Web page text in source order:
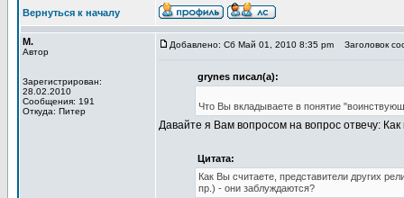
Вернуться к началу
М.
Автор
Зарегистрирован:
28.02.2010
Сообщения: 191
Откуда: Питер
Добавлено: Сб Май 01, 2010 8:35 pm Заголовок
grynes писал(а):
Что Вы вкладываете в понятие
Давайте я Вам вопросом на вопрос отвечу:
Цитата:
Как Вы считаете, представители других
пр.) - они заблуждаются?